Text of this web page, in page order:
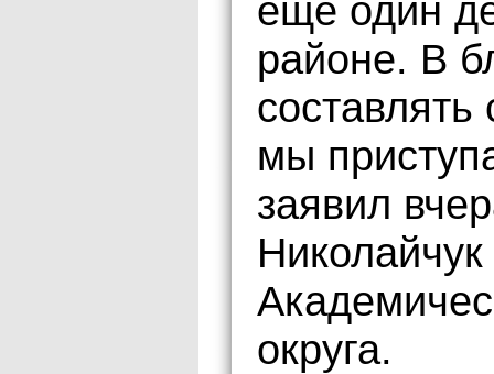
еще один
районе. В
мы
заявил
округа.